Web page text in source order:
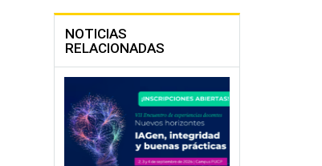
NOTICIAS
RELACIONADAS